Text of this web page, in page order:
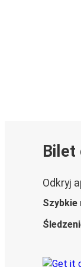
Bilet
Odkryj
Szybkie